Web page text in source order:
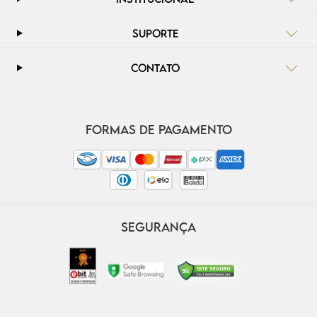
SUPORTE
CONTATO
FORMAS DE PAGAMENTO
SEGURANÇA